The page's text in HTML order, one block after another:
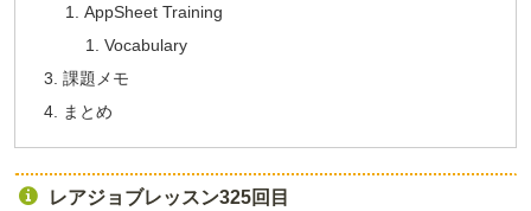
AppSheet Training
Vocabulary
課題メモ
まとめ
レアジョブレッスン325回目